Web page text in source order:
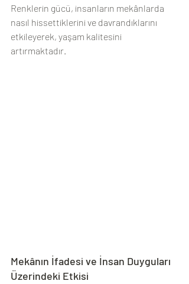
Renklerin gücü, insanların mekânlarda
nasıl hissettiklerini ve davrandıklarını
etkileyerek, yaşam kalitesini
artırmaktadır.
Mekânın İfadesi ve İnsan Duyguları
Üzerindeki Etkisi